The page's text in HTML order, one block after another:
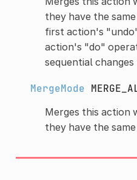
they have the
first action's
action's "do"
sequential
MergeMode
Merges this action
they have the same